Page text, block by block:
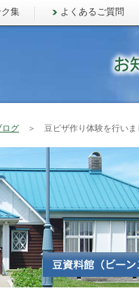
ク集 よくあるご質問
ログ ＞ 豆ピザ作り体験を行いま